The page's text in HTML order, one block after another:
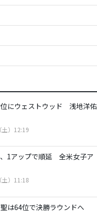
にウェストウッド 浅地洋佑
）12:19
1アップで順延 全米女子ア
）11:18
は64位で決勝ラウンドへ